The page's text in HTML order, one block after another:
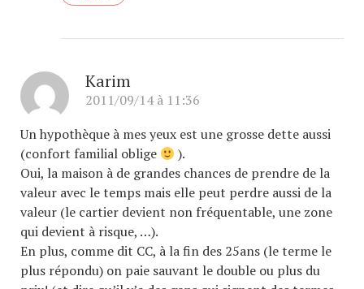
Karim
2011/09/14 à 11:36
Un hypothèque à mes yeux est une grosse dette aussi
(confort familial oblige
).
Oui, la maison à de grandes chances de prendre de la
valeur avec le temps mais elle peut perdre aussi de la
valeur (le cartier devient non fréquentable, une zone
qui devient à risque, …).
En plus, comme dit CC, à la fin des 25ans (le terme le
plus répondu) on paie sauvant le double ou plus du